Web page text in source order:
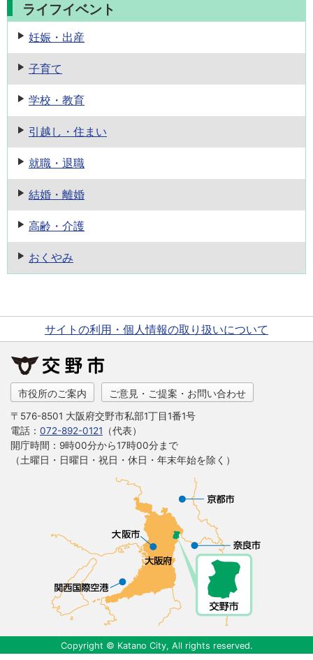
ライフイベント
妊娠・出産
子育て
学校・教育
引越し・住まい
就職・退職
結婚・離婚
高齢・介護
おくやみ
サイトの利用・個人情報の取り扱いについて
市役所のご案内 ご意見・ご提案・お問い合わせ
〒576-8501 大阪府交野市私部1丁目1番1号
電話： 072-892-0121 （代表）
開庁時間：9時00分から17時00分まで
（土曜日・日曜日・祝日・休日・年末年始を除く）
Copyright © Katano City, All rights reserved.